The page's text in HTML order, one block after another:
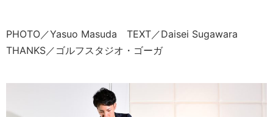
PHOTO／Yasuo Masuda TEXT／Daisei Sugawara
THANKS／ゴルフスタジオ・ゴーガ